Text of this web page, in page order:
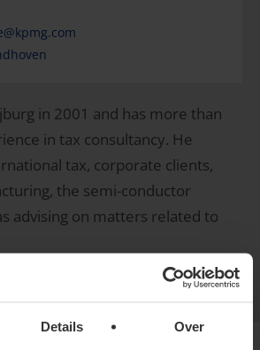
Details Over
in 2001 and has more than
in tax consultancy. He
tax, corporate clients,
the semi-conductor
advising on matters related to